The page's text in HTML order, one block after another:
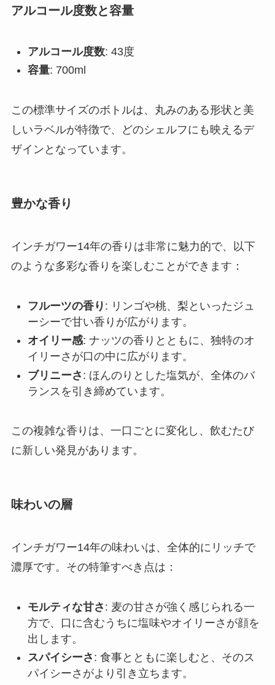
アルコール度数と容量
アルコール度数: 43度
容量: 700ml
この標準サイズのボトルは、丸みのある形状と美
しいラベルが特徴で、どのシェルフにも映えるデ
ザインとなっています。
豊かな香り
インチガワー14年の香りは非常に魅力的で、以下
のような多彩な香りを楽しむことができます：
フルーツの香り : リンゴや桃、梨といったジュ
ーシーで甘い香りが広がります。
オイリー感: ナッツの香りとともに、独特のオ
イリーさが口の中に広がります。
ブリニーさ : ほんのりとした塩気が、全体のバ
ランスを引き締めています。
この複雑な香りは、一口ごとに変化し、飲むたび
に新しい発見があります。
味わいの層
インチガワー14年の味わいは、全体的にリッチで
濃厚です。その特筆すべき点は：
モルティな甘さ : 麦の甘さが強く感じられる一
方で、口に含むうちに塩味やオイリーさが顔を
出します。
スパイシーさ : 食事とともに楽しむと、そのス
パイシーさがより引き立ちます。